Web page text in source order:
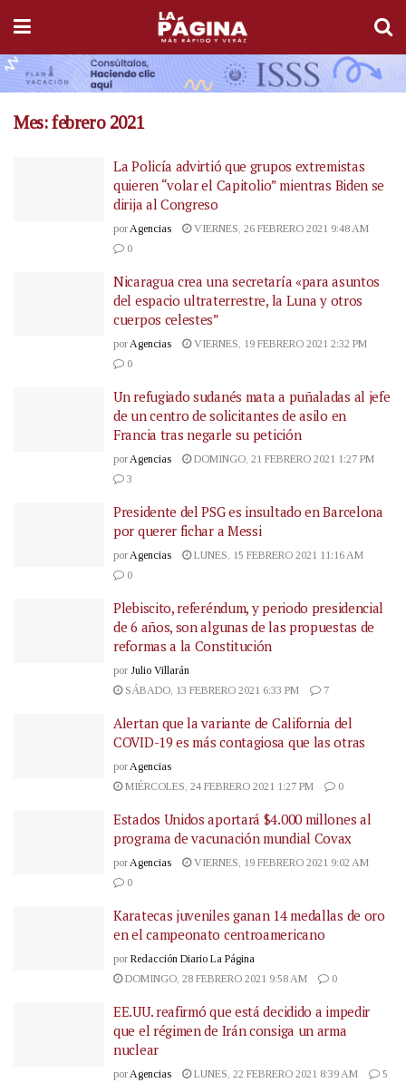
Mes:febrero 2021
La Policía advirtió que grupos extremistas
quieren “volar el Capitolio” mientras Biden se
dirija al Congreso
por Agencias
VIERNES, 26 FEBRERO 2021 9:48 AM
0
Nicaragua crea una secretaría «para asuntos
del espacio ultraterrestre, la Luna y otros
cuerpos celestes”
por Agencias
VIERNES, 19 FEBRERO 2021 2:32 PM
0
Un refugiado sudanés mata a puñaladas al jefe
de un centro de solicitantes de asilo en
Francia tras negarle su petición
por Agencias
DOMINGO, 21 FEBRERO 2021 1:27 PM
3
Presidente del PSG es insultado en Barcelona
por querer fichar a Messi
por Agencias
LUNES, 15 FEBRERO 2021 11:16 AM
0
Plebiscito, referéndum, y periodo presidencial
de 6 años, son algunas de las propuestas de
reformas a la Constitución
por Julio Villarán
SÁBADO, 13 FEBRERO 2021 6:33 PM
7
Alertan que la variante de California del
COVID-19 es más contagiosa que las otras
por Agencias
MIÉRCOLES, 24 FEBRERO 2021 1:27 PM
0
Estados Unidos aportará $4.000 millones al
programa de vacunación mundial Covax
por Agencias
VIERNES, 19 FEBRERO 2021 9:02 AM
0
Karatecas juveniles ganan 14 medallas de oro
en el campeonato centroamericano
por Redacción Diario La Página
DOMINGO, 28 FEBRERO 2021 9:58 AM
0
EE.UU. reafirmó que está decidido a impedir
que el régimen de Irán consiga un arma
nuclear
por Agencias LUNES, 22 FEBRERO 2021 8:39 AM 5